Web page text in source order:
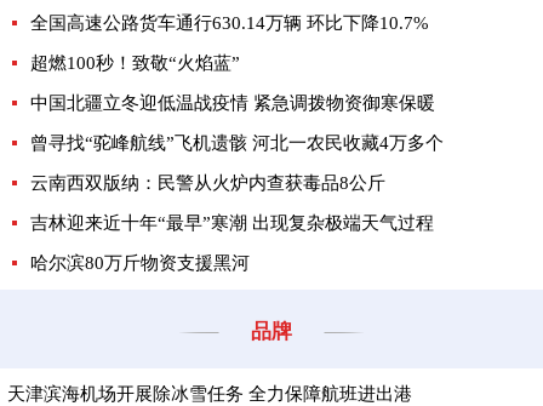
全国高速公路货车通行630.14万辆 环比下降10.7%
超燃100秒！致敬“火焰蓝”
中国北疆立冬迎低温战疫情 紧急调拨物资御寒保暖
曾寻找“驼峰航线”飞机遗骸 河北一农民收藏4万多个
云南西双版纳：民警从火炉内查获毒品8公斤
吉林迎来近十年“最早”寒潮 出现复杂极端天气过程
哈尔滨80万斤物资支援黑河
品牌
天津滨海机场开展除冰雪任务 全力保障航班进出港